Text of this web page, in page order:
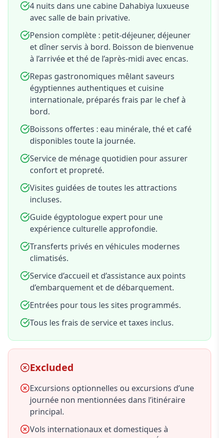
terminer dans la vibrante ville d’Assouan.
4 nuits dans une cabine Dahabiya luxueuse
avec salle de bain privative.
Pension complète : petit-déjeuner, déjeuner
et dîner servis à bord. Boisson de bienvenue
à l’arrivée et thé de l’après-midi avec encas.
Repas gastronomiques mêlant saveurs
égyptiennes authentiques et cuisine
internationale, préparés frais par le chef à
bord.
Boissons offertes : eau minérale, thé et café
disponibles toute la journée.
Service de ménage quotidien pour assurer
confort et propreté.
Visites guidées de toutes les attractions
incluses.
Guide égyptologue expert pour une
expérience culturelle approfondie.
Transferts privés en véhicules modernes
climatisés.
Service d’accueil et d’assistance aux points
d’embarquement et de débarquement.
Entrées pour tous les sites programmés.
Tous les frais de service et taxes inclus.
Excluded
Excursions optionnelles ou excursions d’une
journée non mentionnées dans l’itinéraire
principal.
Vols internationaux et domestiques à